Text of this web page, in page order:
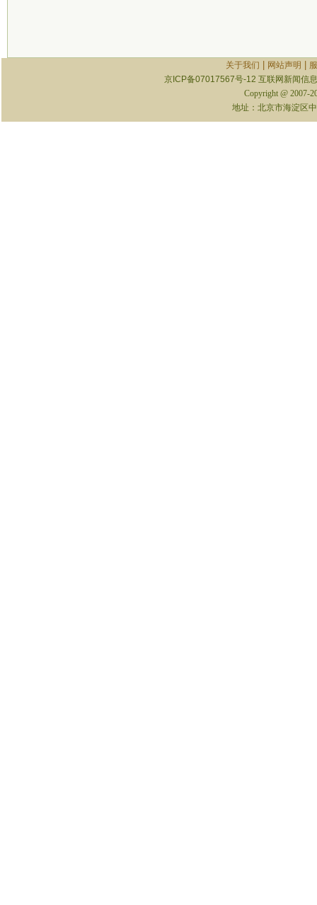
关于我们 网站声明
京ICP备07017567号-12 互联网新闻信
Copyright @ 2007-
地址：北京市海淀区